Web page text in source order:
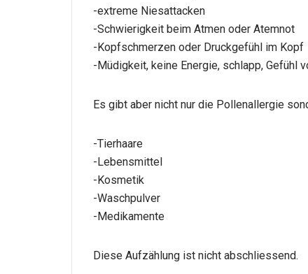
-extreme Niesattacken
-Schwierigkeit beim Atmen oder Atemnot
-Kopfschmerzen oder Druckgefühl im Kopf
-Müdigkeit, keine Energie, schlapp, Gefühl
Es gibt aber nicht nur die Pollenallergie
-Tierhaare
-Lebensmittel
-Kosmetik
-Waschpulver
-Medikamente
Diese Aufzählung ist nicht abschliessend.